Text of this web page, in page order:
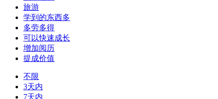
旅游
学到的东西多
多劳多得
可以快速成长
增加阅历
提成价值
不限
3天内
7天内